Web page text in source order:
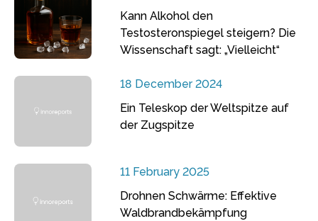
Kann Alkohol den
Testosteronspiegel steigern? Die
Wissenschaft sagt: „Vielleicht“
18 December 2024
Ein Teleskop der Weltspitze auf
der Zugspitze
11 February 2025
Drohnen Schwärme: Effektive
Waldbrandbekämpfung